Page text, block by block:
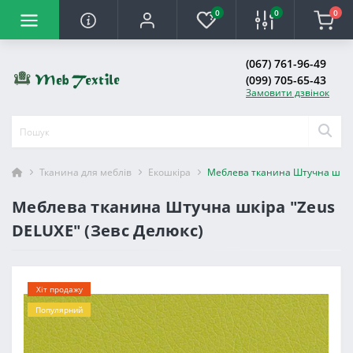
0 0 0
(067) 761-96-49
(099) 705-65-43
Замовити дзвінок
Тканина для меблів Екошкіра Меблева тканина Штучна
Меблева тканина Штучна шкіра "Zeus
DELUXE" (Зевс Делюкс)
Хіт продажу
Популярний